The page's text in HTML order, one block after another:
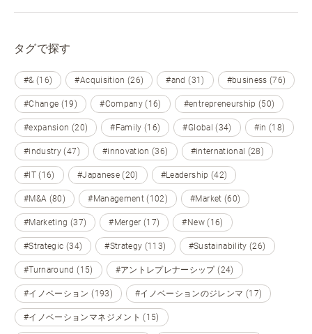
タグで探す
#& (16) #Acquisition (26) #and (31) #business (76)
#Change (19) #Company (16) #entrepreneurship (50)
#expansion (20) #Family (16) #Global (34) #in (18)
#industry (47) #innovation (36) #international (28)
#IT (16) #Japanese (20) #Leadership (42)
#M&A (80) #Management (102) #Market (60)
#Marketing (37) #Merger (17) #New (16)
#Strategic (34) #Strategy (113) #Sustainability (26)
#Turnaround (15) #アントレプレナーシップ (24)
#イノベーション (193) #イノベーションのジレンマ (17)
#イノベーションマネジメント (15)